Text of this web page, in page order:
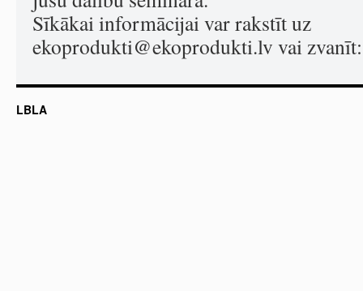
Sīkākai informācijai var rakstīt uz
ekoprodukti@ekoprodukti.lv vai
LBLA